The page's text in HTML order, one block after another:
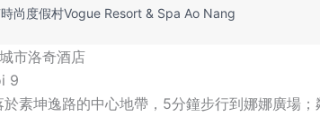
尚度假村Vogue Resort & Spa Ao Nang
市洛奇酒店
9
素坤逸路的中心地帶，5分鐘步行到娜娜廣場